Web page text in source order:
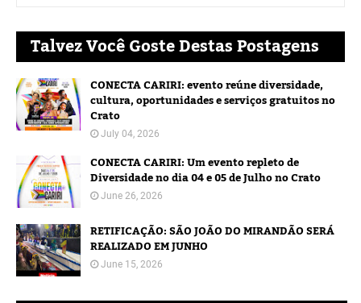
Talvez Você Goste Destas Postagens
CONECTA CARIRI: evento reúne diversidade,
cultura, oportunidades e serviços gratuitos no
Crato
July 04, 2026
CONECTA CARIRI: Um evento repleto de
Diversidade no dia 04 e 05 de Julho no Crato
June 26, 2026
RETIFICAÇÃO: SÃO JOÃO DO MIRANDÃO SERÁ
REALIZADO EM JUNHO
June 15, 2026